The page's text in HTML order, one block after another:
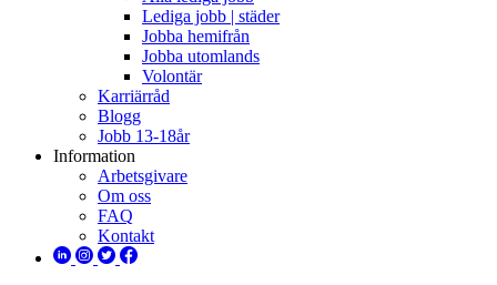
Lediga jobb | städer
Jobba hemifrån
Jobba utomlands
Volontär
Karriärråd
Blogg
Jobb 13-18år
Information
Arbetsgivare
Om oss
FAQ
Kontakt